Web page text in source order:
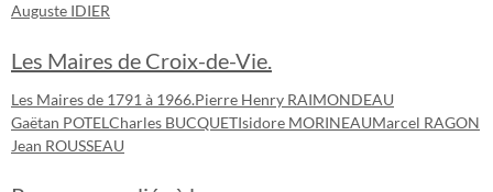
Auguste IDIER
Les Maires de Croix-de-Vie.
Les Maires de 1791 à 1966.Pierre Henry RAIMONDEAU
Gaëtan POTELCharles BUCQUETIsidore MORINEAUMarcel RAGON
Jean ROUSSEAU